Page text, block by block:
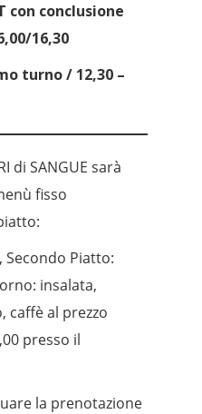
con conclusione
16,30
turno / 12,30 –
di SANGUE sarà
fisso
Secondo Piatto:
insalata,
caffè al prezzo
presso il
la prenotazione